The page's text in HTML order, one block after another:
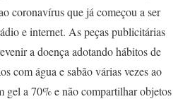
coronavírus que já começou a ser
e internet. As peças publicitárias
a doença adotando hábitos de
com água e sabão várias vezes ao
gel a 70% e não compartilhar objetos